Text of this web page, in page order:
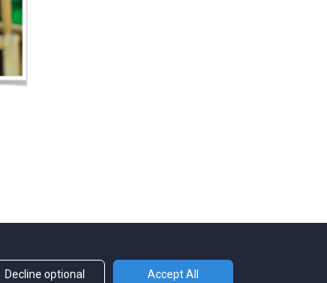
Decline optional Accept All